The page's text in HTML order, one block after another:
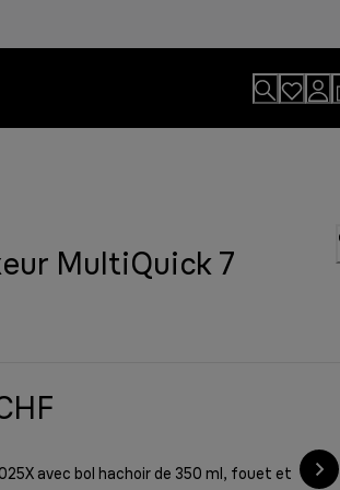
MultiQuick 7
avec bol hachoir de 350 ml, fouet et